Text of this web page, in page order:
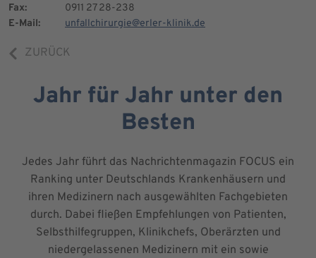
Fax:
0911 27 28-238
E-Mail:
unfallchirurgie@erler-klinik.de
ZURÜCK
Jahr für Jahr unter den
Besten
Jedes Jahr führt das Nachrichtenmagazin FOCUS ein
Ranking unter Deutschlands Krankenhäusern und
ihren Medizinern nach ausgewählten Fachgebieten
durch. Dabei fließen Empfehlungen von Patienten,
Selbsthilfegruppen, Klinikchefs, Oberärzten und
niedergelassenen Medizinern mit ein sowie